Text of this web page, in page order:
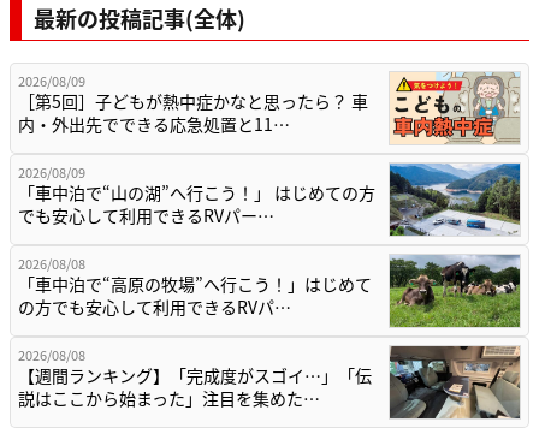
最新の投稿記事(全体)
2026/08/09
［第5回］子どもが熱中症かなと思ったら？ 車
内・外出先でできる応急処置と11…
2026/08/09
「車中泊で“山の湖”へ行こう！」 はじめての方
でも安心して利用できるRVパー…
2026/08/08
「車中泊で“高原の牧場”へ行こう！」はじめて
の方でも安心して利用できるRVパ…
2026/08/08
【週間ランキング】「完成度がスゴイ…」「伝
説はここから始まった」注目を集めた…